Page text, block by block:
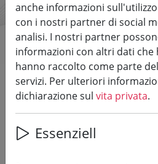
Peter
Start Marche Peter Kriechel
Tutti i prodotti da
anche informazioni
con i nostri partner di social
analisi. I nostri partner
informazioni con altri dati
hanno raccolto come parte
servizi. Per ulteriori
dichiarazione sul vita privata.
Essenziell